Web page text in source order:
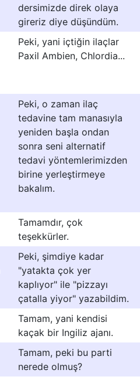
dersimizde direk olaya
gireriz diye düşündüm.
Peki, yani içtiğin ilaçlar
Paxil Ambien, Chlordia...
Peki, o zaman ilaç
tedavine tam manasıyla
yeniden başla ondan
sonra seni alternatif
tedavi yöntemlerimizden
birine yerleştirmeye
bakalım.
Tamamdır, çok
teşekkürler.
Peki, şimdiye kadar
"yatakta çok yer
kaplıyor" ile "pizzayı
çatalla yiyor" yazabildim.
Tamam, yani kendisi
kaçak bir Ingiliz ajanı.
Tamam, peki bu parti
nerede olmuş?